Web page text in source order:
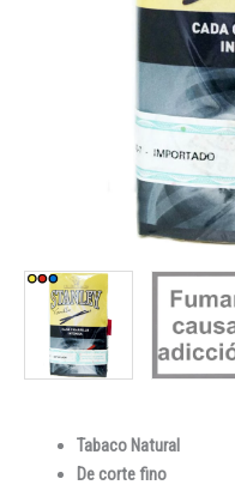
Tabaco Natural
De corte fino